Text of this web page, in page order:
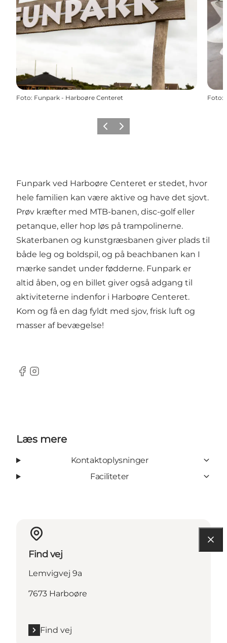
Foto: Funpark - Harboøre Centeret Foto:
ForrigeNæste
Funpark ved Harboøre Centeret er stedet, hvor
hele familien kan være aktive og have det sjovt.
Prøv kræfter med MTB-banen, disc-golf eller
petanque, eller hop løs på trampolinerne.
Skaterbanen og kunstgræsbanen giver plads til
både leg og boldspil, og på beachbanen kan I
mærke sandet under fødderne. Funpark er
altid åben, og en billet giver også adgang til
aktiviteterne indenfor i Harboøre Centeret.
Kom og få en dag fyldt med sjov, frisk luft og
masser af bevægelse!
Facebook
Instagram
Læs mere
Kontaktoplysninger
Faciliteter
Find vej
Lemvigvej 9a
7673 Harboøre
Find vej